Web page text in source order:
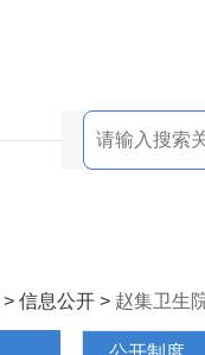
> 信息公开 > 赵集卫生